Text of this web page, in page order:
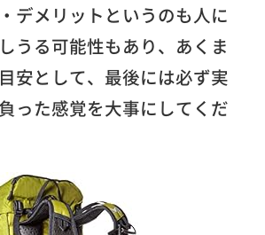
デメリットというのも人に
うる可能性もあり、あくま
安として、最後には必ず実
った感覚を大事にしてくだ